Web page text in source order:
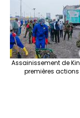
Assainissement de
premières